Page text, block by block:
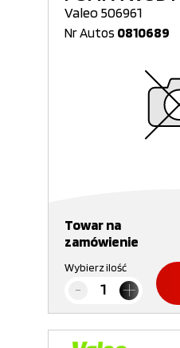
Valeo 506961
Nr Autos 0810689
Towar na
zamówienie
Wybierz ilość